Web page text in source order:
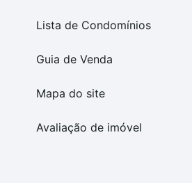
Lista de Condomínios
Guia de Venda
Mapa do site
Avaliação de imóvel